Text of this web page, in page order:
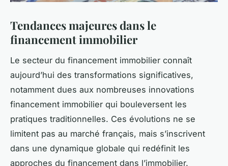
Tendances majeures dans le
financement immobilier
Le secteur du financement immobilier connaît
aujourd’hui des transformations significatives,
notamment dues aux nombreuses innovations
financement immobilier qui bouleversent les
pratiques traditionnelles. Ces évolutions ne se
limitent pas au marché français, mais s’inscrivent
dans une dynamique globale qui redéfinit les
approches du financement dans l’immobilier.